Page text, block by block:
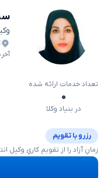
تعداد خدمات ارائه شده
۰
در بنیاد وکلا
رزرو با تقویم
زمانِ آزاد را از تقویمِ کاریِ وکیل